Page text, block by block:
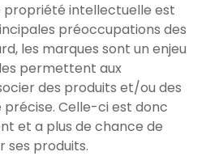
propriété intellectuelle est
préoccupations des
les marques sont un enjeu
permettent aux
des produits et/ou des
précise. Celle-ci est donc
et a plus de chance de
ses produits.